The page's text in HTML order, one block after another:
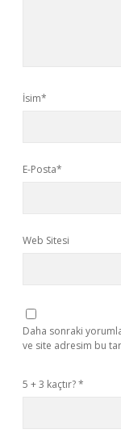
İsim*
E-Posta*
Web Sitesi
Daha sonraki
ve site adresim bu
5 + 3 kaçtır?*